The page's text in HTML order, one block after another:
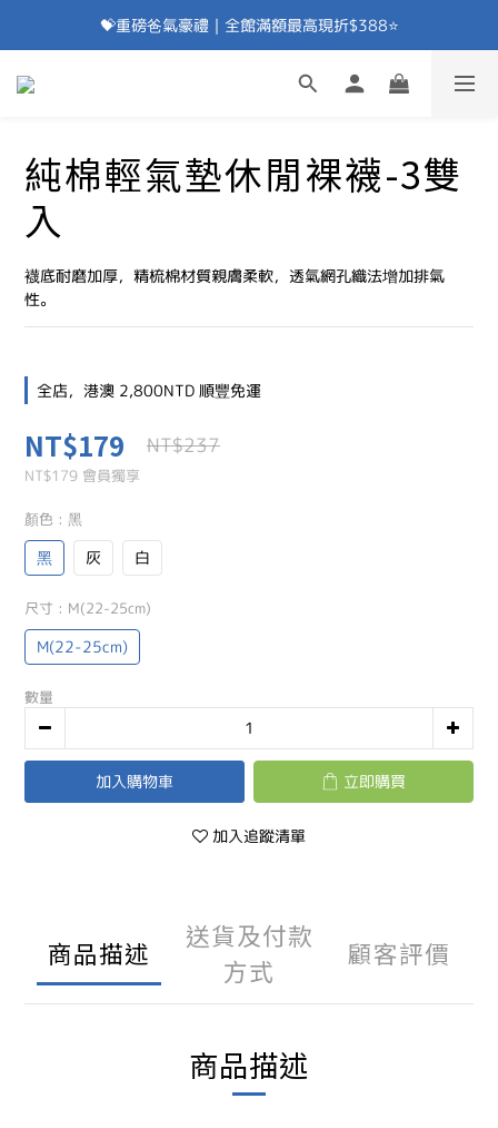
加入會員⭐即享100元折價券⭐
💝重磅爸氣豪禮｜全館滿額最高現折$388⭐
💝重磅爸氣豪禮｜滿額贈除臭襪⭐
純棉輕氣墊休閒裸襪-3雙
入
襪底耐磨加厚，精梳棉材質親膚柔軟，透氣網孔織法增加排氣
性。
全店，港澳 2,800NTD 順豐免運
NT$179 NT$237
NT$179 會員獨享
顏色 : 黑
黑 灰 白
尺寸 : M(22-25cm)
M(22-25cm)
數量
加入購物車 立即購買
加入追蹤清單
商品描述
送貨及付款
方式
顧客評價
商品描述